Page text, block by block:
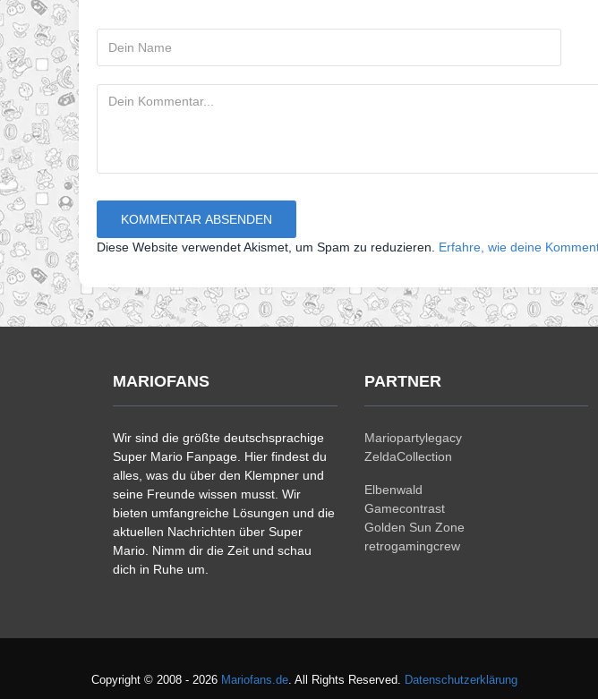
Diese Website verwendet Akismet, um Spam zu reduzieren. Erfahre, wie deine
MARIOFANS
Wir sind die größte deutschsprachige
Super Mario Fanpage. Hier findest du
alles, was du über den Klempner und
seine Freunde wissen musst. Wir
bieten umfangreiche Lösungen und die
aktuellen Nachrichten über Super
Mario. Nimm dir die Zeit und schau
dich in Ruhe um.
PARTNER
Mariopartylegacy
ZeldaCollection
Elbenwald
Gamecontrast
Golden Sun Zone
retrogamingcrew
Copyright © 2008 - 2026 Mariofans.de. All Rights Reserved. Datenschutzerklärung